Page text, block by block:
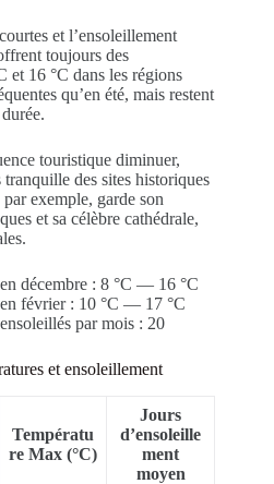
et l’ensoleillement
toujours des
et 16 °C dans les régions
qu’en été, mais restent
touristique diminuer,
des sites historiques
exemple, garde son
et sa célèbre cathédrale,
décembre : 8 °C — 16 °C
février : 10 °C — 17 °C
par mois : 20
et ensoleillement
Températu
re Max (°C)
Jours
d’ensoleille
ment
moyen